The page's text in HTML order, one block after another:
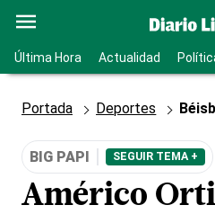
Última Hora Actualidad
Portada Deportes
BIG PAPI SEGUIR TEMA +
Américo